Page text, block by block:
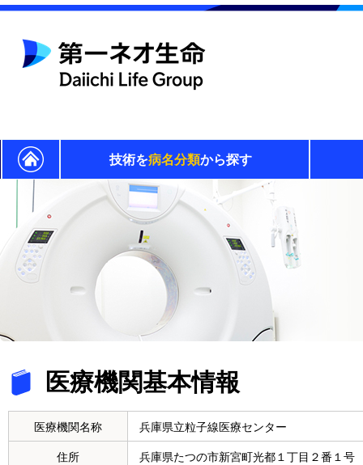
技術を病名分類から探す
医療機関基本情報
医療機関名称 兵庫県立粒子線医療センター
住所 兵庫県たつの市新宮町光都１丁目２番１号